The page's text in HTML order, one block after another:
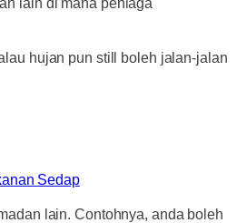
lain di mana peniaga
hujan pun still boleh jalan-jalan
lain. Contohnya, anda boleh